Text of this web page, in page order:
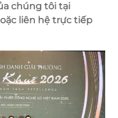
chúng tôi tại
liên hệ trực tiếp